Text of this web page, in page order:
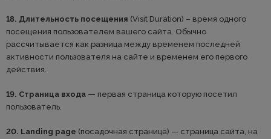
18. Длительность посещения (Visit Duration) – время одного
посещения пользователем вашего сайта. Обычно
рассчитывается как разница между временем последней
активности пользователя на сайте и временем его первого
действия.
19. Страница входа — первая страница которую посетил
пользователь.
20. Landing page (посадочная страница) — страница сайта, на